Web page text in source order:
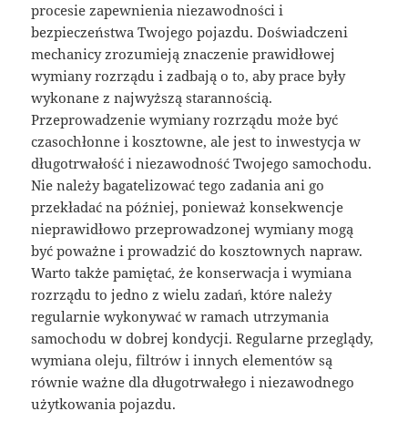
procesie zapewnienia niezawodności i
bezpieczeństwa Twojego pojazdu. Doświadczeni
mechanicy zrozumieją znaczenie prawidłowej
wymiany rozrządu i zadbają o to, aby prace były
wykonane z najwyższą starannością.
Przeprowadzenie wymiany rozrządu może być
czasochłonne i kosztowne, ale jest to inwestycja w
długotrwałość i niezawodność Twojego samochodu.
Nie należy bagatelizować tego zadania ani go
przekładać na później, ponieważ konsekwencje
nieprawidłowo przeprowadzonej wymiany mogą
być poważne i prowadzić do kosztownych napraw.
Warto także pamiętać, że konserwacja i wymiana
rozrządu to jedno z wielu zadań, które należy
regularnie wykonywać w ramach utrzymania
samochodu w dobrej kondycji. Regularne przeglądy,
wymiana oleju, filtrów i innych elementów są
równie ważne dla długotrwałego i niezawodnego
użytkowania pojazdu.